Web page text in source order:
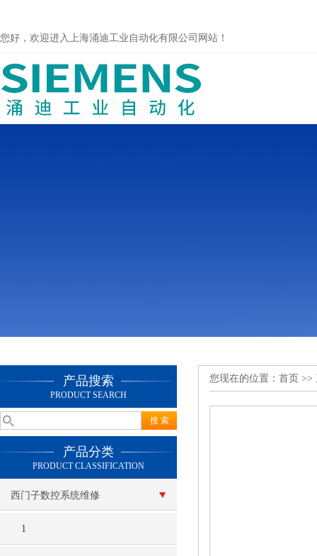
您好，欢迎进入上海涌迪工业自动化有限公司网站！
产品搜索
PRODUCT SEARCH
产品分类
PRODUCT CLASSIFICATION
西门子数控系统维修
1
您现在的位置： 首页 >>